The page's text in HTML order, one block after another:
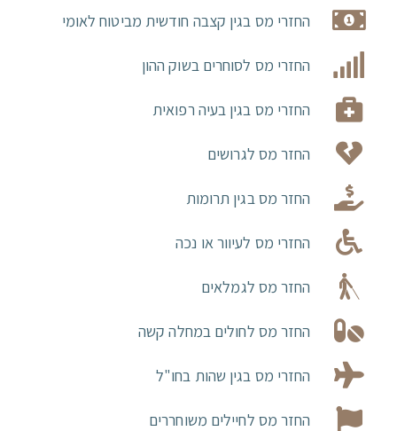
החזרי מס בגין קצבה חודשית מביטוח לאומי
החזרי מס לסוחרים בשוק ההון
החזרי מס בגין בעיה רפואית
החזר מס לגרושים
החזר מס בגין תרומות
החזרי מס לעיוור או נכה
החזר מס לגמלאים
החזר מס לחולים במחלה קשה
החזרי מס בגין שהות בחו"ל
החזר מס לחיילים משוחררים